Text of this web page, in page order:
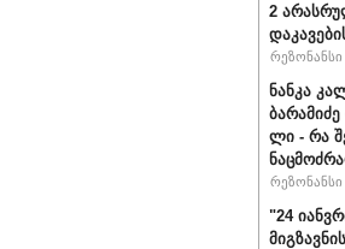
2
რეზონანსი
ნანკა
ლი - რა
რეზონანსი
"24